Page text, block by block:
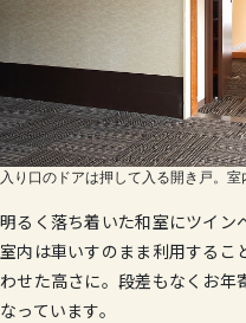
入り口のドアは押して入る開き戸。
明るく落ち着いた和室にツイン
室内は車いすのまま利用するこ
わせた高さに。段差もなくお年
なっています。